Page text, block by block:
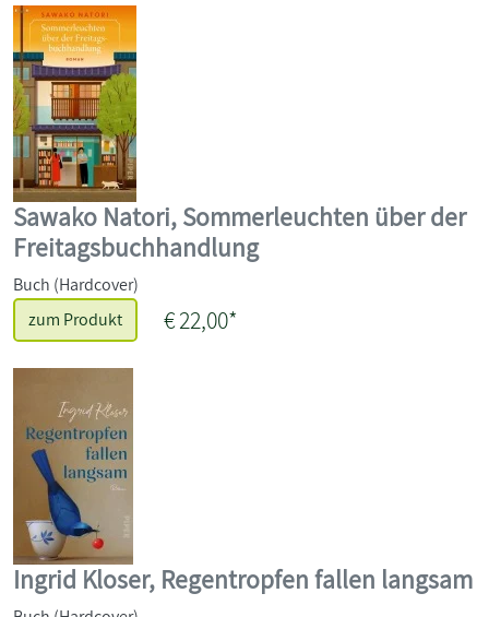
Sawako Natori, Sommerleuchten über der
Freitagsbuchhandlung
Buch (Hardcover)
zum Produkt
€ 22,00*
Ingrid Kloser, Regentropfen fallen langsam